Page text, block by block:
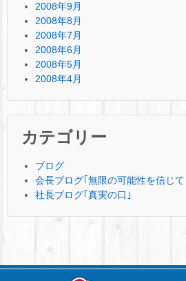
2008年9月
2008年8月
2008年7月
2008年6月
2008年5月
2008年4月
カテゴリー
ブログ
会長ブログ｢無限の可能性を信じて
社長ブログ｢真実の口｣